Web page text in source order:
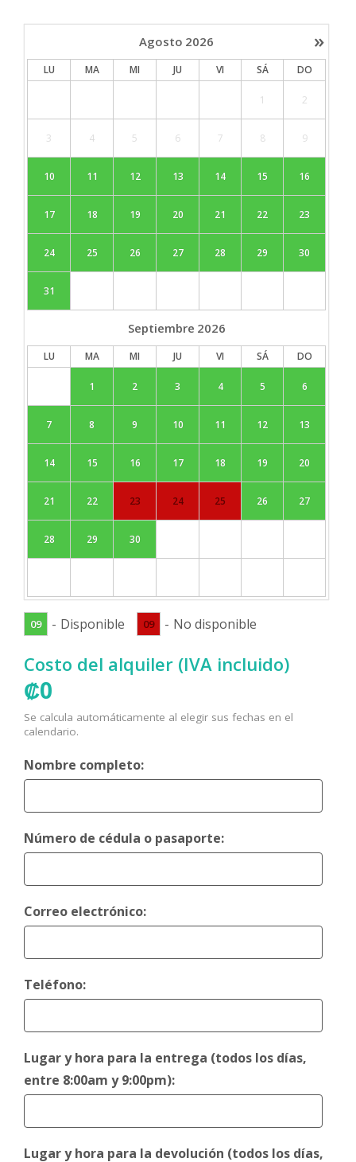
»
Agosto 2026
LU MA MI JU VI SÁ DO
1 2
3 4 5 6 7 8 9
10 11 12 13 14 15 16
17 18 19 20 21 22 23
24 25 26 27 28 29 30
31
Septiembre 2026
LU MA MI JU VI SÁ DO
1 2 3 4 5 6
7 8 9 10 11 12 13
14 15 16 17 18 19 20
21 22 23 24 25 26 27
28 29 30
09 - Disponible 09 - No disponible
Costo del alquiler (IVA incluido)
₡0
Se calcula automáticamente al elegir sus fechas en el
calendario.
Nombre completo:
Número de cédula o pasaporte:
Correo electrónico:
Teléfono:
Lugar y hora para la entrega (todos los días,
entre 8:00am y 9:00pm):
Lugar y hora para la devolución (todos los días,